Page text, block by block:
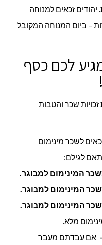
לפחות. יהודים זכאים למנוחה
– ביום המנוחה המקובל
מגיע לכם כסף
זכויות שכר והטבות
לשכר מינימום
לגילם:
מלא.
אם עבדתם מעבר